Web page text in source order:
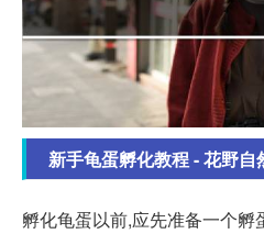
新手龟蛋孵化教程 - 花野自
孵化龟蛋以前,应先准备一个